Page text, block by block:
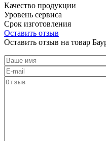
Качество продукции
Уровень сервиса
Срок изготовления
Оставить отзыв
Оставить отзыв на товар